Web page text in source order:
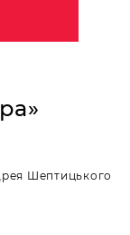
Шептицького